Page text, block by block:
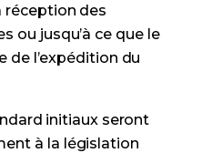
réception des
ou jusqu’à ce que le
de l’expédition du
initiaux seront
à la législation